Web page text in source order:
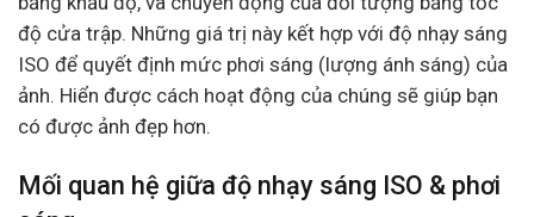
độ cửa trập. Những giá trị này kết hợp với độ nhạy sáng
ISO để quyết định mức phơi sáng (lượng ánh sáng) của
ảnh. Hiển được cách hoạt động của chúng sẽ giúp bạn
có được ảnh đẹp hơn.
Mối quan hệ giữa độ nhạy sáng ISO & phơi